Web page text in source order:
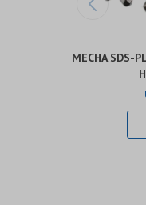
MECHA SDS-